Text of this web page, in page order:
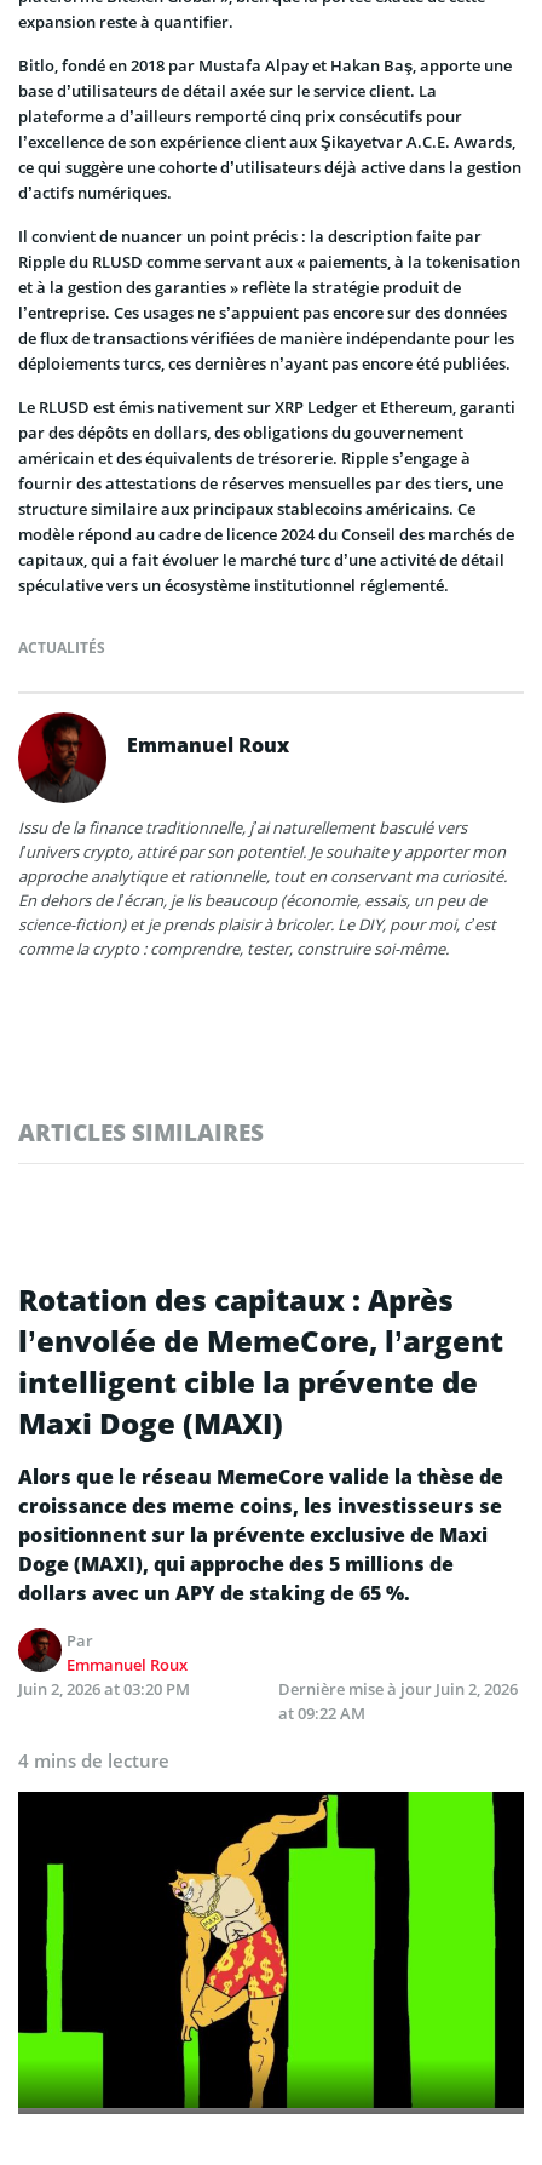
expansion reste à quantifier.
Bitlo, fondé en 2018 par Mustafa Alpay et Hakan Baş, apporte une
base d’utilisateurs de détail axée sur le service client. La
plateforme a d’ailleurs remporté cinq prix consécutifs pour
l’excellence de son expérience client aux Şikayetvar A.C.E. Awards,
ce qui suggère une cohorte d’utilisateurs déjà active dans la gestion
d’actifs numériques.
Il convient de nuancer un point précis : la description faite par
Ripple du RLUSD comme servant aux « paiements, à la tokenisation
et à la gestion des garanties » reflète la stratégie produit de
l’entreprise. Ces usages ne s’appuient pas encore sur des données
de flux de transactions vérifiées de manière indépendante pour les
déploiements turcs, ces dernières n’ayant pas encore été publiées.
Le RLUSD est émis nativement sur XRP Ledger et Ethereum, garanti
par des dépôts en dollars, des obligations du gouvernement
américain et des équivalents de trésorerie. Ripple s’engage à
fournir des attestations de réserves mensuelles par des tiers, une
structure similaire aux principaux stablecoins américains. Ce
modèle répond au cadre de licence 2024 du Conseil des marchés de
capitaux, qui a fait évoluer le marché turc d’une activité de détail
spéculative vers un écosystème institutionnel réglementé.
ACTUALITÉS
Emmanuel Roux
Issu de la finance traditionnelle, j’ai naturellement basculé vers
l’univers crypto, attiré par son potentiel. Je souhaite y apporter mon
approche analytique et rationnelle, tout en conservant ma curiosité.
En dehors de l’écran, je lis beaucoup (économie, essais, un peu de
science-fiction) et je prends plaisir à bricoler. Le DIY, pour moi, c’est
comme la crypto : comprendre, tester, construire soi-même.
ARTICLES SIMILAIRES
Rotation des capitaux : Après
l’envolée de MemeCore, l’argent
intelligent cible la prévente de
Maxi Doge (MAXI)
Alors que le réseau MemeCore valide la thèse de
croissance des meme coins, les investisseurs se
positionnent sur la prévente exclusive de Maxi
Doge (MAXI), qui approche des 5 millions de
dollars avec un APY de staking de 65 %.
Par
Emmanuel Roux
Juin 2, 2026 at 03:20 PM
Dernière mise à jour Juin 2, 2026
at 09:22 AM
4 mins de lecture